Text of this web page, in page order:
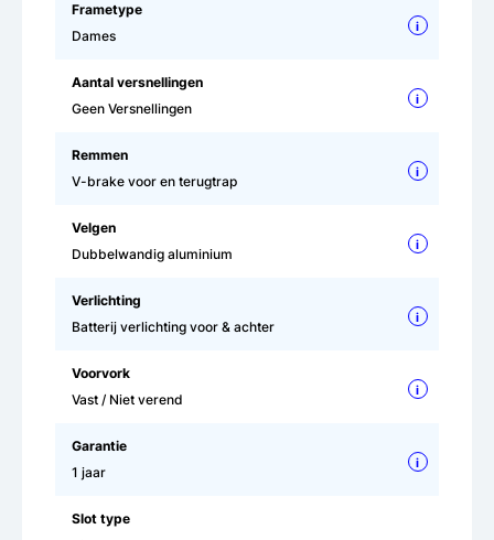
Frametype
Dames
i
Aantal versnellingen
Geen Versnellingen
i
Remmen
V-brake voor en terugtrap
i
Velgen
Dubbelwandig aluminium
i
Verlichting
Batterij verlichting voor & achter
i
Voorvork
Vast / Niet verend
i
Garantie
1 jaar
i
Slot type